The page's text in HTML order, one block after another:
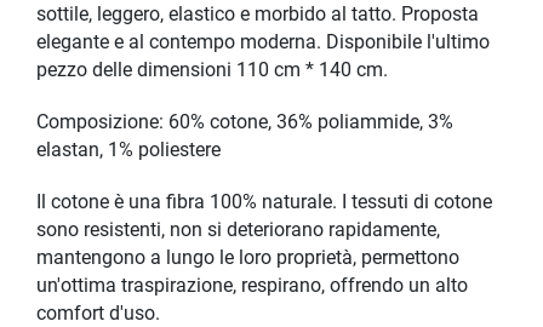
sottile, leggero, elastico e morbido al tatto. Proposta
elegante e al contempo moderna. Disponibile l'ultimo
pezzo delle dimensioni 110 cm * 140 cm.
Composizione: 60% cotone, 36% poliammide, 3%
elastan, 1% poliestere
Il cotone è una fibra 100% naturale. I tessuti di cotone
sono resistenti, non si deteriorano rapidamente,
mantengono a lungo le loro proprietà, permettono
un'ottima traspirazione, respirano, offrendo un alto
comfort d'uso.